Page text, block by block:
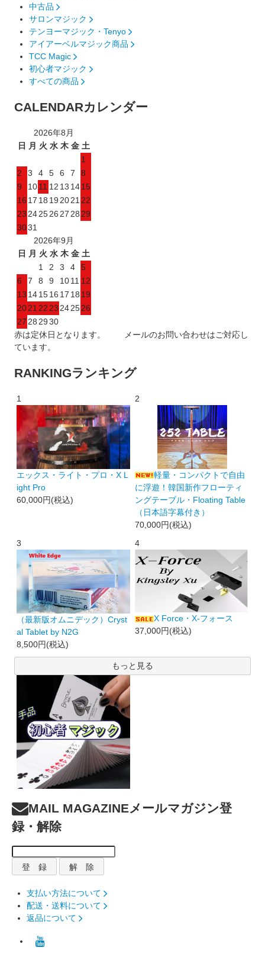
中古品
サロンマジック
テンヨーマジック・Tenyo
アイアーベルマジック商品
TCC Magic
初心者マジック
すべての商品
CALENDARカレンダー
2026年8月
日
月 火 水 木 金 土
1
2
3 4 5 6 7
8
9
1011 12 13 1415
16 17 18 19 2021 22
23 242526 27 28 29
3031
2026年9月
日
月 火 水 木 金 土
1
2 3 4
5
6
7 8 9 1011 12
13 141516 17 18 19
2021 22 23 242526
27 28 2930
赤は定休日となります。 メールのお問い合わせはご対応し
ています。
RANKINGランキング
1
エックス・ライト・プロ・X L
ight Pro
60,000円(税込)
2
軽量・コンパクトで自由
に浮遊！韓国新作フローティ
ングテーブル・Floating Table
（日本語字幕付き）
70,000円(税込)
3
（最新版オムニデック）Cryst
al Tablet by N2G
8,500円(税込)
4
X Force・X-フォース
37,000円(税込)
もっと見る
MAIL MAGAZINEメールマガジン登
録・解除
支払い方法について
配送・送料について
返品について